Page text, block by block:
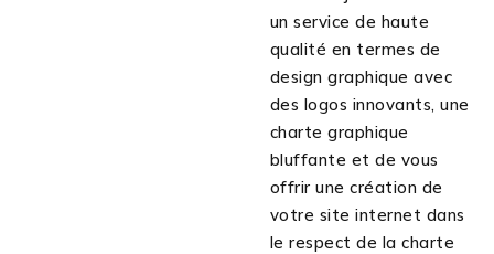
un service de haute
qualité en termes de
design graphique avec
des logos innovants, une
charte graphique
bluffante et de vous
offrir une création de
votre site internet dans
le respect de la charte